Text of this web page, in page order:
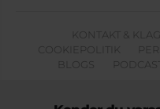
KONTAKT &
COOKIEPOLITIK
BLOGS
PODCAST